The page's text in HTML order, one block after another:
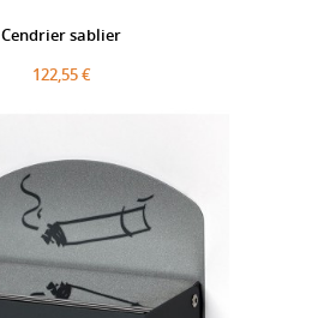
Cendrier sablier
122,55 €